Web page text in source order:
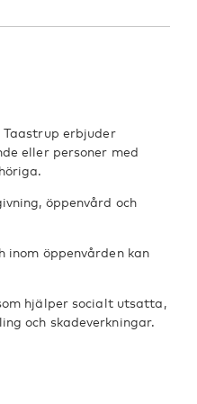
erbjuder
eller personer med
öppenvård och
inom öppenvården kan
hjälper socialt utsatta,
och skadeverkningar.